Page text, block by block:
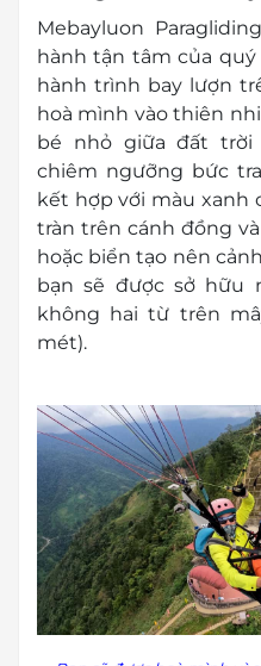
Mebayluon
hành tận tâm của
hành trình bay lượn
hoà mình vào thiên
bé nhỏ giữa đất trời
chiêm ngưỡng bức
kết hợp với màu xanh
tràn trên cánh đồng và
hoặc biển tạo nên
bạn sẽ được sở hữu
không hai từ trên
mét).